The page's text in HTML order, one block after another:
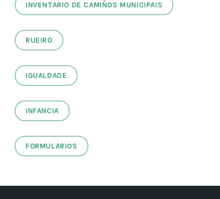
INVENTARIO DE CAMIÑOS MUNICIPAIS
RUEIRO
IGUALDADE
INFANCIA
FORMULARIOS